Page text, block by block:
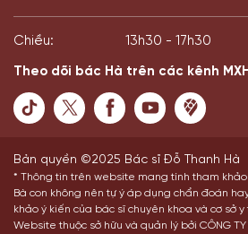
Chiều: 13h30 - 17h30
Theo dõi bác Hà trên các kênh MXH
Bản quyền ©2025 Bác sĩ Đỗ Thanh Hà
* Thông tin trên website mang tính tham khảo
Bà con không nên tự ý áp dụng chẩn đoán
khảo ý kiến của bác sĩ chuyên khoa và cơ sở y
Website thuộc sở hữu và quản lý bởi CÔNG TY